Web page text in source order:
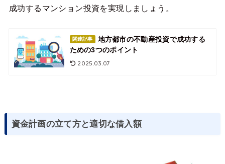
成功するマンション投資を実現しましょう。
関連記事
地方都市の不動産投資で成功する
ための3つのポイント
2025.03.07
資金計画の立て方と適切な借入額